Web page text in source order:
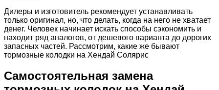
Дилеры и изготовитель рекомендует устанавливать
только оригинал, но, что делать, когда на него не хватает
денег. Человек начинает искать способы сэкономить и
находит ряд аналогов, от дешевого варианта до дорогих
запасных частей. Рассмотрим, какие же бывают
тормозные колодки на Хендай Солярис
Самостоятельная замена